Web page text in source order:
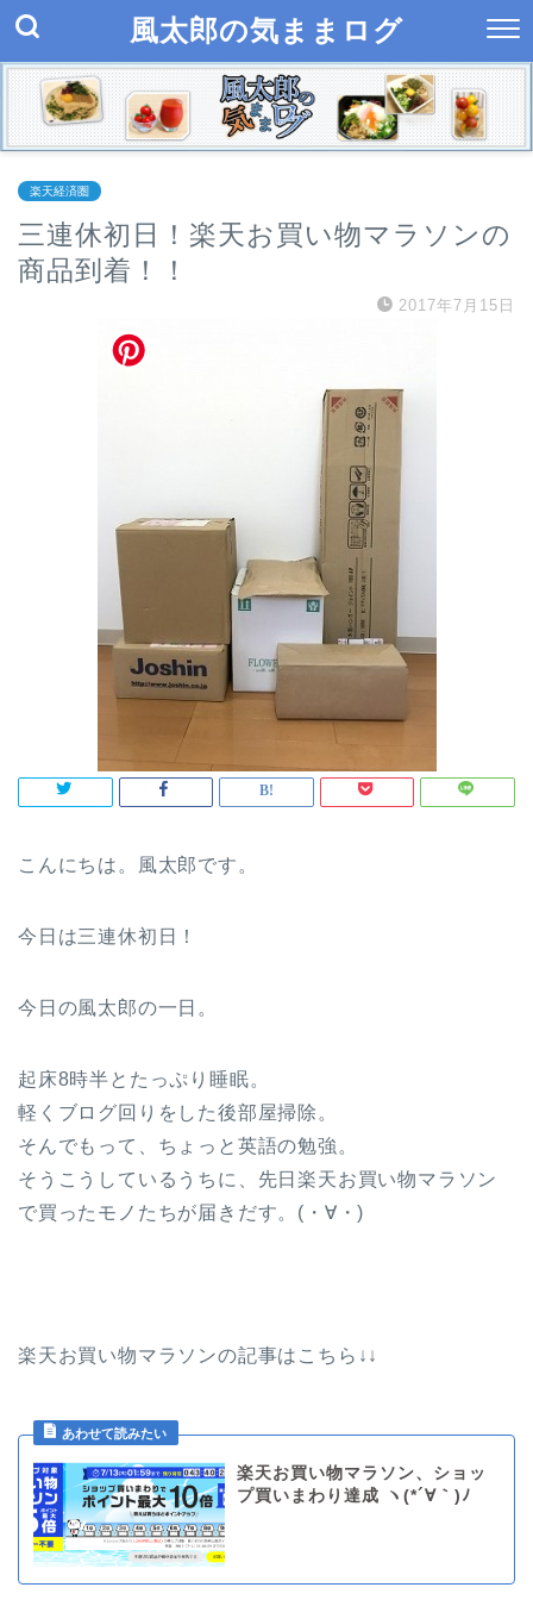
風太郎の気ままログ
楽天経済圏
三連休初日！楽天お買い物マラソンの
商品到着！！
2017年7月15日
こんにちは。風太郎です。
今日は三連休初日！
今日の風太郎の一日。
起床8時半とたっぷり睡眠。
軽くブログ回りをした後部屋掃除。
そんでもって、ちょっと英語の勉強。
そうこうしているうちに、先日楽天お買い物マラソン
で買ったモノたちが届きだす。(・∀・)
楽天お買い物マラソンの記事はこちら↓↓
楽天お買い物マラソン、ショッ
プ買いまわり達成 ヽ(*´∀｀)ﾉ